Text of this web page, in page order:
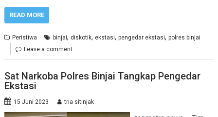
READ MORE
Peristiwa binjai, diskotik, ekstasi,pengedar ekstasi,polres binjai
Leave a comment
Sat Narkoba Polres Binjai Tangkap Pengedar
Ekstasi
15 Juni 2023 tria sitinjak